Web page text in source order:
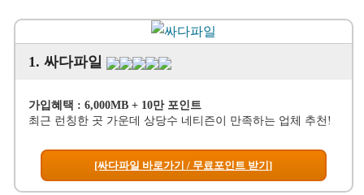
1. 싸다파일
가입혜택 : 6,000MB + 10만 포인트
최근 런칭한 곳 가운데 상당수 네티즌이 만족하는 업체 추천!
[싸다파일 바로가기 / 무료포인트 받기]